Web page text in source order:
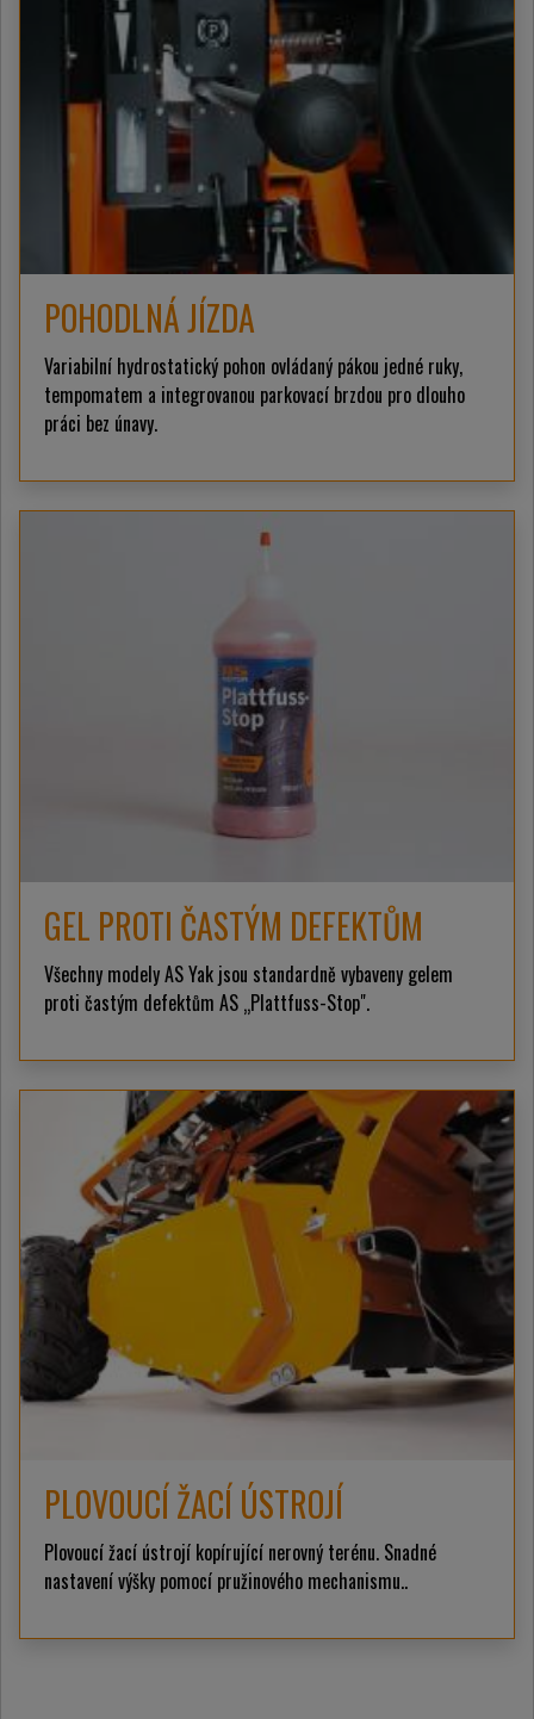
POHODLNÁ JÍZDA
Variabilní hydrostatický pohon ovládaný pákou jedné ruky,
tempomatem a integrovanou parkovací brzdou pro dlouho
práci bez únavy.
GEL PROTI ČASTÝM DEFEKTŮM
Všechny modely AS Yak jsou standardně vybaveny gelem
proti častým defektům AS „Plattfuss-Stop".
PLOVOUCÍ ŽACÍ ÚSTROJÍ
Plovoucí žací ústrojí kopírující nerovný terénu. Snadné
nastavení výšky pomocí pružinového mechanismu..